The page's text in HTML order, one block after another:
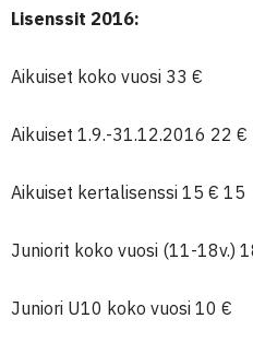
Lisenssit 2016:
Aikuiset koko vuosi 33 €
Aikuiset 1.9.-31.12.2016 22 €
Aikuiset kertalisenssi 15 € 15
Juniorit koko vuosi (11-18v.)
Juniori U10 koko vuosi 10 €